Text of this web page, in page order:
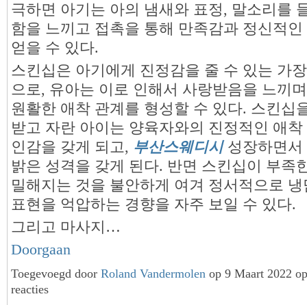
극하면 아기는 아의 냄새와 표정, 말소리를
함을 느끼고 접촉을 통해 만족감과 정신적
얻을 수 있다.
스킨십은 아기에게 진정감을 줄 수 있는 가
으로, 유아는 이로 인해서 사랑받음을 느끼
원활한 애착 관계를 형성할 수 있다. 스킨십
받고 자란 아이는 양육자와의 진정적인 애
인감을 갖게 되고, 부산스웨디시성장하면서
밝은 성격을 갖게 된다. 반면 스킨십이 부족
밀해지는 것을 불안하게 여겨 정서적으로
표현을 억압하는 경향을 자주 보일 수 있다.
그리고 마사지…
Doorgaan
Toegevoegd door Roland Vandermolen op 9 Maart 2022
reacties